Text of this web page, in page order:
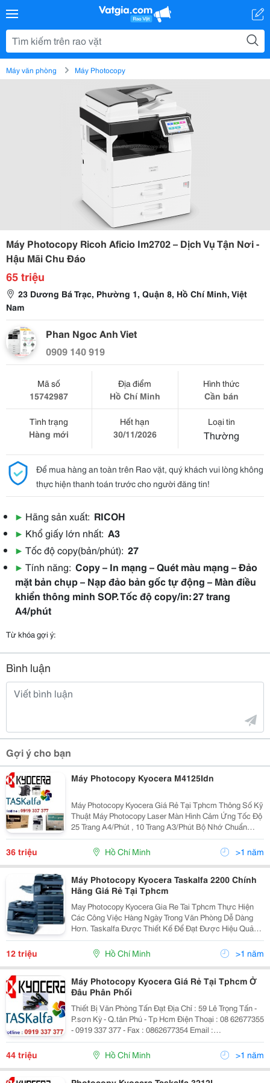
Máy văn phòng Máy Photocopy
Máy Photocopy Ricoh Aficio Im2702 – Dịch Vụ Tận Nơi -
Hậu Mãi Chu Đáo
65 triệu
23 Dương Bá Trạc, Phường 1, Quận 8, Hồ Chí Minh, Việt
Nam
Phan Ngoc Anh Viet
0909 140 919
Mã số
15742987
Địa điểm
Hồ Chí Minh
Hình thức
Cần bán
Tình trạng
Hàng mới
Hết hạn
30/11/2026
Loại tin
Thường
Để mua hàng an toàn trên Rao vặt, quý khách vui lòng không
thực hiện thanh toán trước cho người đăng tin!
▶ Hãng sản xuất: RICOH
▶ Khổ giấy lớn nhất: A3
▶ Tốc độ copy(bản/phút): 27
▶ Tính năng: Copy – In mạng – Quét màu mạng – Đảo
mặt bản chụp – Nạp đảo bản gốc tự động – Màn điều
khiển thông minh SOP. Tốc độ copy/in: 27 trang
A4/phút
Từ khóa gợi ý:
Bình luận
Gợi ý cho bạn
Máy Photocopy Kyocera M4125Idn
Máy Photocopy Kyocera Giá Rẻ Tại Tphcm Thông Số Kỹ
Thuật Máy Photocopy Laser Màn Hình Cảm Ứng Tốc Độ
25 Trang A4/Phút , 10 Trang A3/Phút Bộ Nhớ Chuẩn
512Mb Có Thể Nâng Cấp Lên 1024Gb Độ Phân Giải :
600 X 600 Dpi Sao Chụp Liên Tục 999 Bản/1...
36 triệu Hồ Chí Minh >1 năm
Máy Photocopy Kyocera Taskalfa 2200 Chính
Hãng Giá Rẻ Tại Tphcm
May Photocopy Kyocera Gia Re Tai Tphcm Thực Hiện
Các Công Việc Hàng Ngày Trong Văn Phòng Dễ Dàng
Hơn. Taskalfa Được Thiết Kế Để Đạt Được Hiệu Quả
Lớn Nhất Trong Công Việc. Thiết Kế Mới Của Taskalfa
180 Và Taskalfa 220 Sẽ Giúp Bạn Sử Dụng Dễ Dàng...
12 triệu Hồ Chí Minh >1 năm
Máy Photocopy Kyocera Giá Rẻ Tại Tphcm Ở
Đâu Phân Phối
Thiết Bị Văn Phòng Tấn Đạt Địa Chỉ : 59 Lê Trọng Tấn -
P.sơn Kỳ - Q.tân Phú - Tp Hcm Điện Thoại : 08 62677355
- 0919 337 377 - Fax : 0862677354 Email :
Nhantandat@Gmail.com Web : Www.tandat.com.vn
May Photocopy Kyocera Gia Re Tai Tphcm
44 triệu Hồ Chí Minh >1 năm